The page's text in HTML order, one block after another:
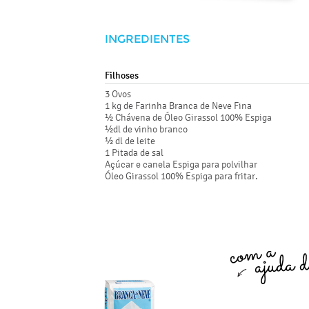
INGREDIENTES
Filhoses
3 Ovos
1 kg de Farinha Branca de Neve Fina
½ Chávena de Óleo Girassol 100% Espiga
½dl de vinho branco
½ dl de leite
1 Pitada de sal
Açúcar e canela Espiga para polvilhar
Óleo Girassol 100% Espiga para fritar.